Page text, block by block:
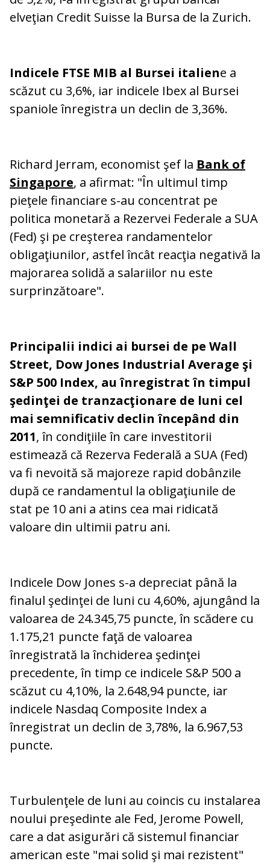
elveţian Credit Suisse la Bursa de la Zurich.
Indicele FTSE MIB al Bursei italiene a
scăzut cu 3,6%, iar indicele Ibex al Bursei
spaniole înregistra un declin de 3,36%.
Richard Jerram, economist şef la Bank of
Singapore, a afirmat: "În ultimul timp
pieţele financiare s-au concentrat pe
politica monetară a Rezervei Federale a SUA
(Fed) şi pe creşterea randamentelor
obligaţiunilor, astfel încât reacţia negativă la
majorarea solidă a salariilor nu este
surprinzătoare".
Principalii indici ai bursei de pe Wall
Street, Dow Jones Industrial Average şi
S&P 500 Index, au înregistrat în timpul
şedinţei de tranzacţionare de luni cel
mai semnificativ declin începând din
2011, în condiţiile în care investitorii
estimează că Rezerva Federală a SUA (Fed)
va fi nevoită să majoreze rapid dobânzile
după ce randamentul la obligaţiunile de
stat pe 10 ani a atins cea mai ridicată
valoare din ultimii patru ani.
Indicele Dow Jones s-a depreciat până la
finalul şedinţei de luni cu 4,60%, ajungând la
valoarea de 24.345,75 puncte, în scădere cu
1.175,21 puncte faţă de valoarea
înregistrată la închiderea şedinţei
precedente, în timp ce indicele S&P 500 a
scăzut cu 4,10%, la 2.648,94 puncte, iar
indicele Nasdaq Composite Index a
înregistrat un declin de 3,78%, la 6.967,53
puncte.
Turbulenţele de luni au coincis cu instalarea
noului preşedinte ale Fed, Jerome Powell,
care a dat asigurări că sistemul financiar
american este "mai solid şi mai rezistent"